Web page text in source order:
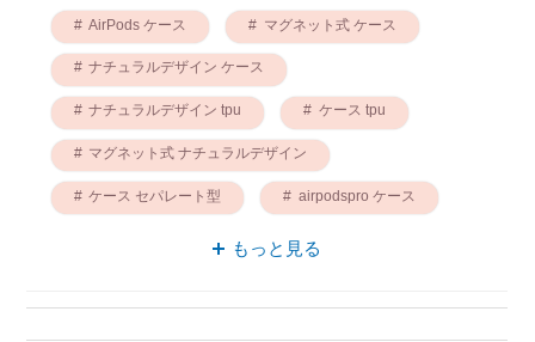
AirPods ケース マグネット式 ケース
ナチュラルデザイン ケース
ナチュラルデザイン tpu ケース tpu
マグネット式 ナチュラルデザイン
ケース セパレート型 airpodspro ケース
AirPodsProケース AirPods
もっと見る